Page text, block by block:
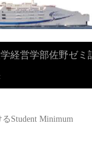
経営学部佐野ゼミ
Student Minimum